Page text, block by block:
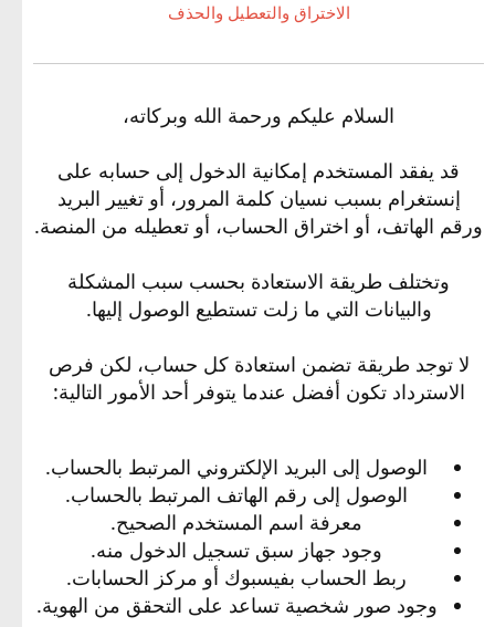
الاختراق والتعطيل والحذف
السلام عليكم ورحمة الله وبركاته،
قد يفقد المستخدم إمكانية الدخول إلى حسابه على
إنستغرام بسبب نسيان كلمة المرور، أو تغيير البريد
ورقم الهاتف، أو اختراق الحساب، أو تعطيله من المنصة.
وتختلف طريقة الاستعادة بحسب سبب المشكلة
والبيانات التي ما زلت تستطيع الوصول إليها.
لا توجد طريقة تضمن استعادة كل حساب، لكن فرص
الاسترداد تكون أفضل عندما يتوفر أحد الأمور التالية:
الوصول إلى البريد الإلكتروني المرتبط بالحساب.
الوصول إلى رقم الهاتف المرتبط بالحساب.
معرفة اسم المستخدم الصحيح.
وجود جهاز سبق تسجيل الدخول منه.
ربط الحساب بفيسبوك أو مركز الحسابات.
وجود صور شخصية تساعد على التحقق من الهوية.